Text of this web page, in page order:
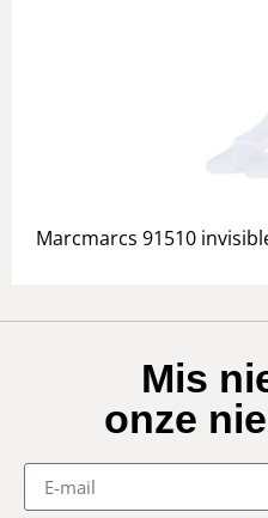
Marcmarcs 91510
Mis
onze